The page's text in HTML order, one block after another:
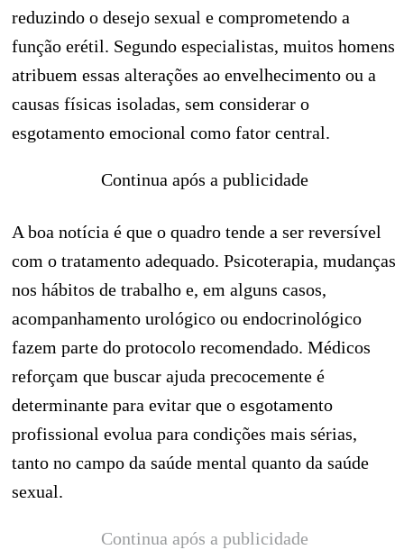
reduzindo o desejo sexual e comprometendo a
função erétil. Segundo especialistas, muitos homens
atribuem essas alterações ao envelhecimento ou a
causas físicas isoladas, sem considerar o
esgotamento emocional como fator central.
Continua após a publicidade
A boa notícia é que o quadro tende a ser reversível
com o tratamento adequado. Psicoterapia, mudanças
nos hábitos de trabalho e, em alguns casos,
acompanhamento urológico ou endocrinológico
fazem parte do protocolo recomendado. Médicos
reforçam que buscar ajuda precocemente é
determinante para evitar que o esgotamento
profissional evolua para condições mais sérias,
tanto no campo da saúde mental quanto da saúde
sexual.
Continua após a publicidade